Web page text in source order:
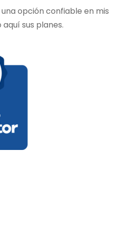
opción confiable en mis
sus planes.